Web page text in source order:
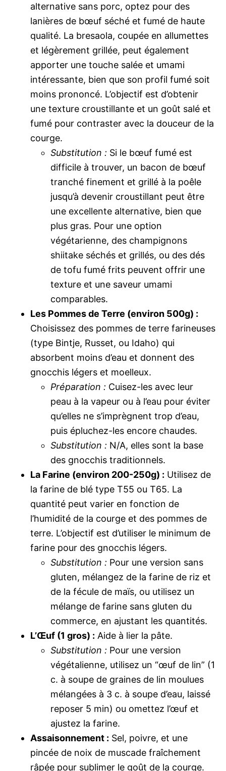
alternative sans porc, optez pour des
lanières de bœuf séché et fumé de haute
qualité. La bresaola, coupée en allumettes
et légèrement grillée, peut également
apporter une touche salée et umami
intéressante, bien que son profil fumé soit
moins prononcé. L’objectif est d’obtenir
une texture croustillante et un goût salé et
fumé pour contraster avec la douceur de la
courge.
Substitution : Si le bœuf fumé est
difficile à trouver, un bacon de bœuf
tranché finement et grillé à la poêle
jusqu’à devenir croustillant peut être
une excellente alternative, bien que
plus gras. Pour une option
végétarienne, des champignons
shiitake séchés et grillés, ou des dés
de tofu fumé frits peuvent offrir une
texture et une saveur umami
comparables.
Les Pommes de Terre (environ 500g) :
Choisissez des pommes de terre farineuses
(type Bintje, Russet, ou Idaho) qui
absorbent moins d’eau et donnent des
gnocchis légers et moelleux.
Préparation : Cuisez-les avec leur
peau à la vapeur ou à l’eau pour éviter
qu’elles ne s’imprègnent trop d’eau,
puis épluchez-les encore chaudes.
Substitution : N/A, elles sont la base
des gnocchis traditionnels.
La Farine (environ 200-250g) : Utilisez de
la farine de blé type T55 ou T65. La
quantité peut varier en fonction de
l’humidité de la courge et des pommes de
terre. L’objectif est d’utiliser le minimum de
farine pour des gnocchis légers.
Substitution : Pour une version sans
gluten, mélangez de la farine de riz et
de la fécule de maïs, ou utilisez un
mélange de farine sans gluten du
commerce, en ajustant les quantités.
L’Œuf (1 gros) : Aide à lier la pâte.
Substitution : Pour une version
végétalienne, utilisez un “œuf de lin” (1
c. à soupe de graines de lin moulues
mélangées à 3 c. à soupe d’eau, laissé
reposer 5 min) ou omettez l’œuf et
ajustez la farine.
Assaisonnement : Sel, poivre, et une
pincée de noix de muscade fraîchement
râpée pour sublimer le goût de la courge.